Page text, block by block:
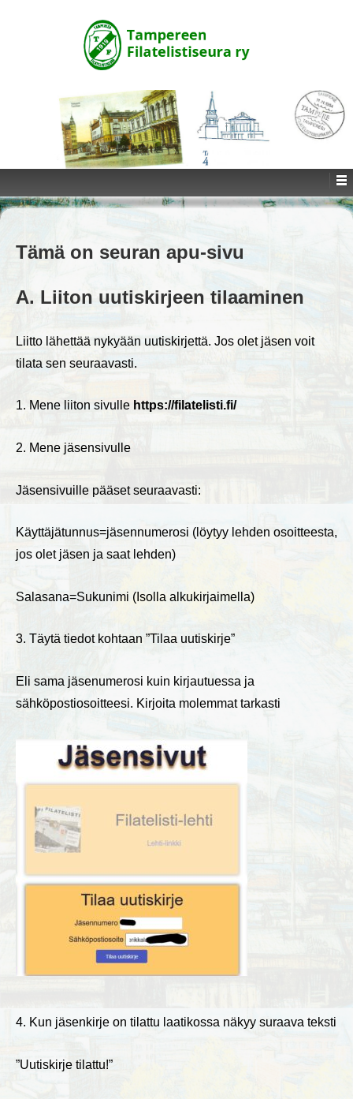
Tämä on seuran apu-sivu
A. Liiton uutiskirjeen tilaaminen
Liitto lähettää nykyään uutiskirjettä. Jos olet jäsen voit
tilata sen seuraavasti.
1. Mene liiton sivulle https://filatelisti.fi/
2. Mene jäsensivulle
Jäsensivuille pääset seuraavasti:
Käyttäjätunnus=jäsennumerosi (löytyy lehden osoitteesta,
jos olet jäsen ja saat lehden)
Salasana=Sukunimi (Isolla alkukirjaimella)
3. Täytä tiedot kohtaan ”Tilaa uutiskirje”
Eli sama jäsenumerosi kuin kirjautuessa ja
sähköpostiosoitteesi. Kirjoita molemmat tarkasti
4. Kun jäsenkirje on tilattu laatikossa näkyy suraava teksti
”Uutiskirje tilattu!”